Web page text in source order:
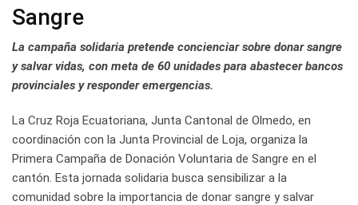
Sangre
La campaña solidaria pretende concienciar sobre donar sangre
y salvar vidas, con meta de 60 unidades para abastecer bancos
provinciales y responder emergencias.
La Cruz Roja Ecuatoriana, Junta Cantonal de Olmedo, en
coordinación con la Junta Provincial de Loja, organiza la
Primera Campaña de Donación Voluntaria de Sangre en el
cantón. Esta jornada solidaria busca sensibilizar a la
comunidad sobre la importancia de donar sangre y salvar